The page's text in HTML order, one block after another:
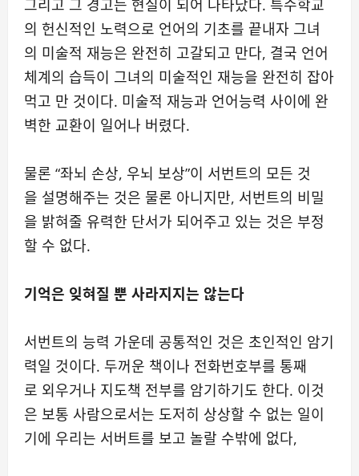
그리고 그 경고는 현실이 되어 나타났다. 특수학교
의 헌신적인 노력으로 언어의 기초를 끝내자 그녀
의 미술적 재능은 완전히 고갈되고 만다, 결국 언어
체계의 습득이 그녀의 미술적인 재능을 완전히 잡아
먹고 만 것이다. 미술적 재능과 언어능력 사이에 완
벽한 교환이 일어나 버렸다.
물론 “좌뇌 손상, 우뇌 보상”이 서번트의 모든 것
을 설명해주는 것은 물론 아니지만, 서번트의 비밀
을 밝혀줄 유력한 단서가 되어주고 있는 것은 부정
할 수 없다.
기억은 잊혀질 뿐 사라지지는 않는다
서번트의 능력 가운데 공통적인 것은 초인적인 암기
력일 것이다. 두꺼운 책이나 전화번호부를 통째
로 외우거나 지도책 전부를 암기하기도 한다. 이것
은 보통 사람으로서는 도저히 상상할 수 없는 일이
기에 우리는 서버트를 보고 놀랄 수밖에 없다,